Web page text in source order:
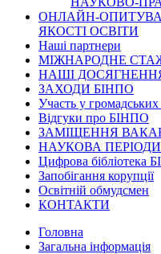
ОНЛАЙН-
ЯКОСТІ ОСВІТИ
Наші партнери
МІЖНАРОДНЕ
НАШІ
ЗАХОДИ БІНПО
Участь у громадських
Відгуки про БІНПО
ЗАМІЩЕННЯ
НАУКОВА
Цифрова бібліотека
Запобігання корупції
Освітній обмудсмен
КОНТАКТИ
Головна
Загальна інформація